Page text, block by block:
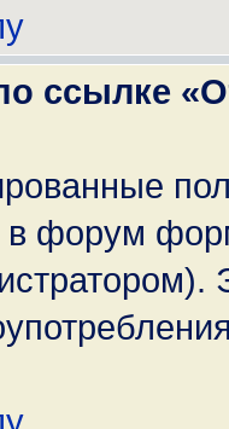
ссылке
в форум